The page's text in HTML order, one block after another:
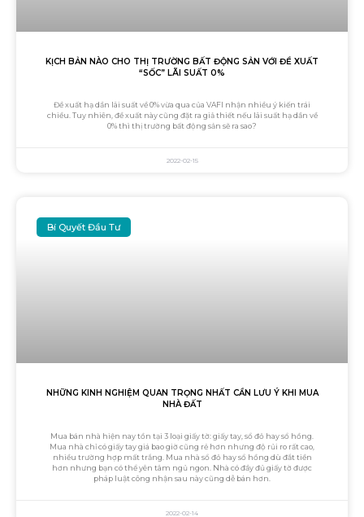
KỊCH BẢN NÀO CHO THỊ TRƯỜNG BẤT ĐỘNG SẢN VỚI ĐỀ XUẤT
“SỐC” LÃI SUẤT 0%
Đề xuất hạ dần lãi suất về 0% vừa qua của VAFI nhận nhiều ý kiến trái
chiều. Tuy nhiên, đề xuất này cũng đặt ra giả thiết nếu lãi suất hạ dần về
0% thì thị trường bất động sản sẽ ra sao?
2022-02-15
Bí Quyết Đầu Tư
NHỮNG KINH NGHIỆM QUAN TRỌNG NHẤT CẦN LƯU Ý KHI MUA
NHÀ ĐẤT
Mua bán nhà hiện nay tồn tại 3 loại giấy tờ: giấy tay, sổ đỏ hay sổ hồng.
Mua nhà chỉ có giấy tay giá bao giờ cũng rẻ hơn nhưng độ rủi ro rất cao,
nhiều trường hợp mất trắng. Mua nhà sổ đỏ hay sổ hồng dù đắt tiền
hơn nhưng bạn có thể yên tâm ngủ ngon. Nhà có đầy đủ giấy tờ được
pháp luật công nhận sau này cũng dễ bán hơn.
2022-02-14